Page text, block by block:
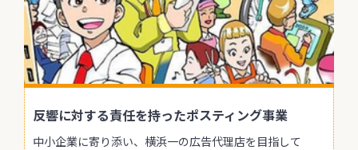
反響に対する責任を持ったポスティング事業
中小企業に寄り添い、横浜一の広告代理店を目指して